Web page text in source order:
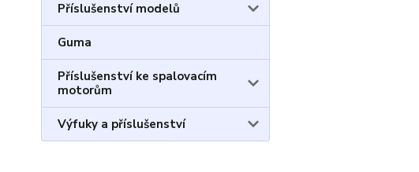
Příslušenství modelů
Guma
Příslušenství ke spalovacím
motorům
Výfuky a příslušenství